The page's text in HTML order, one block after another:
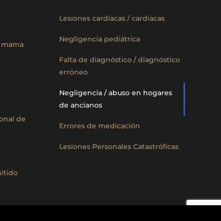
de
Lesiones cardíacas / cardíacas
Negligencia pediátrica
Falta de diagnóstico / diagnóstico
erróneo
Negligencia / abuso en hogares
de ancianos
Errores de medicación
Lesiones Personales Catastróficas